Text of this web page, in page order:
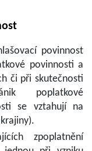
povinnost
povinnosti a
či při skutečnosti
poplatkové
se vztahují na
zpoplatnění